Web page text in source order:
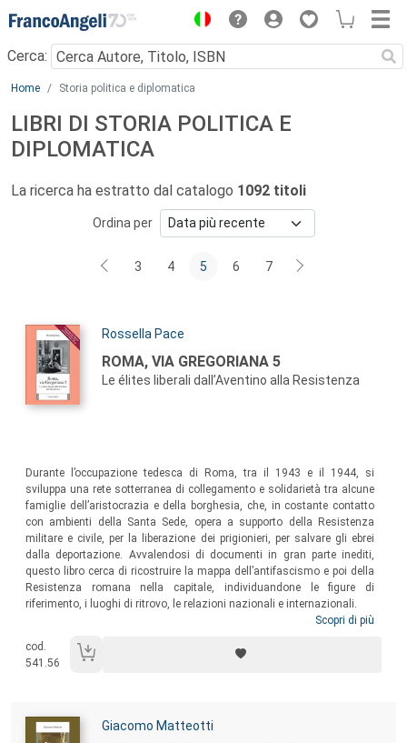
Menu
Cerca:
Main content
Home Storia politica e diplomatica
LIBRI DI STORIA POLITICA E
DIPLOMATICA
La ricerca ha estratto dal catalogo 1092 titoli
Ordina per
3 4 5 6 7
Autori:
Rossella Pace
Titolo:
ROMA, VIA GREGORIANA 5
Le élites liberali dall’Aventino alla Resistenza
Durante l’occupazione tedesca di Roma, tra il 1943 e il 1944, si
sviluppa una rete sotterranea di collegamento e solidarietà tra alcune
famiglie dell’aristocrazia e della borghesia, che, in costante contatto
con ambienti della Santa Sede, opera a supporto della Resistenza
militare e civile, per la liberazione dei prigionieri, per salvare gli ebrei
dalla deportazione. Avvalendosi di documenti in gran parte inediti,
questo libro cerca di ricostruire la mappa dell’antifascismo e poi della
Resistenza romana nella capitale, individuandone le figure di
riferimento, i luoghi di ritrovo, le relazioni nazionali e internazionali.
Scopri di più
cod.
541.56
Autori:
Giacomo Matteotti